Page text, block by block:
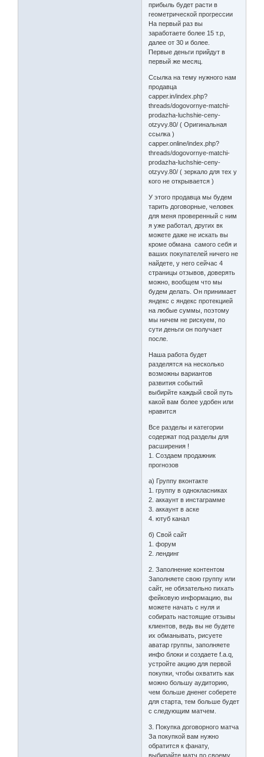
прибыль будет расти в
геометрической прогрессии
На первый раз вы
заработаете более 15 т.р,
далее от 30 и более.
Первые деньги прийдут в
первый же месяц.
Ссылка на тему нужного нам
продавца
capper.in/index.php?
threads/dogovornye-matchi-
prodazha-luchshie-ceny-
otzyvy.80/ ( Оригинальная
ссылка )
capper.online/index.php?
threads/dogovornye-matchi-
prodazha-luchshie-ceny-
otzyvy.80/ ( зеркало для тех у
кого не открывается )
У этого продавца мы будем
тарить договорные, человек
для меня проверенный с ним
я уже работал, других вк
можете даже не искать вы
кроме обмана самого себя и
ваших покупателей ничего не
найдете, у него сейчас 4
страницы отзывов, доверять
можно, вообщем что мы
будем делать. Он принимает
яндекс с яндекс протекцией
на любые суммы, поэтому
мы ничем не рискуем, по
сути деньги он получает
после.
Наша работа будет
разделятся на несколько
возможны вариантов
развития событий
выбирйте каждый свой путь
какой вам более удобен или
нравится
Все разделы и категории
содержат под разделы для
расширения !
1. Создаем продажник
прогнозов
a) Группу вконтакте
1. группу в однокласниках
2. аккаунт в инстаграмме
3. аккаунт в аске
4. ютуб канал
б) Свой сайт
1. форум
2. лендинг
2. Заполнение контентом
Заполняете свою группу или
сайт, не обязательно пихать
фейковую информацию, вы
можете начать с нуля и
собирать настоящие отзывы
клиентов, ведь вы не будете
их обманывать, рисуете
аватар группы, заполняете
инфо блоки и создаете f.a.q,
устройте акцию для первой
покупки, чтобы охватить как
можно большу аудиторию,
чем больше дненег соберете
для старта, тем больше будет
с следующим матчем.
3. Покупка договорного матча
За покупкой вам нужно
обратится к фанату,
выбирайте матч по своему